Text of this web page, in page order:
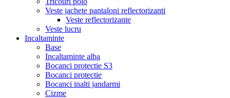
Veste jachete pantaloni reflectorizanti
Veste reflectorizante
Veste lucru
Incaltaminte
Base
Incaltaminte alba
Bocanci protectie S3
Bocanci protectie
Bocanci inalti jandarmi
Cizme